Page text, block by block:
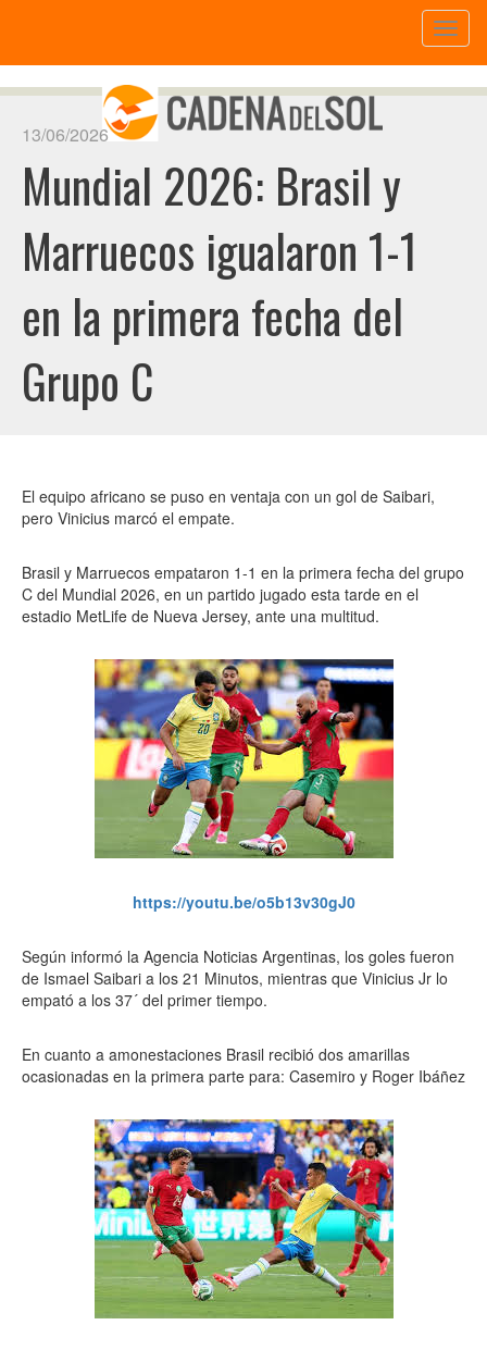
13/06/2026
Mundial 2026: Brasil y
Marruecos igualaron 1-1
en la primera fecha del
Grupo C
El equipo africano se puso en ventaja con un gol de Saibari,
pero Vinicius marcó el empate.
Brasil y Marruecos empataron 1-1 en la primera fecha del grupo
C del Mundial 2026, en un partido jugado esta tarde en el
estadio MetLife de Nueva Jersey, ante una multitud.
https://youtu.be/o5b13v30gJ0
Según informó la Agencia Noticias Argentinas, los goles fueron
de Ismael Saibari a los 21 Minutos, mientras que Vinicius Jr lo
empató a los 37´ del primer tiempo.
En cuanto a amonestaciones Brasil recibió dos amarillas
ocasionadas en la primera parte para: Casemiro y Roger Ibáñez